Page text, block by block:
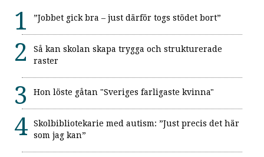
”Jobbet gick bra – just därför togs stödet bort”
Så kan skolan skapa trygga och strukturerade
raster
Hon löste gåtan "Sveriges farligaste kvinna"
Skolbibliotekarie med autism: ”Just precis det här
som jag kan”